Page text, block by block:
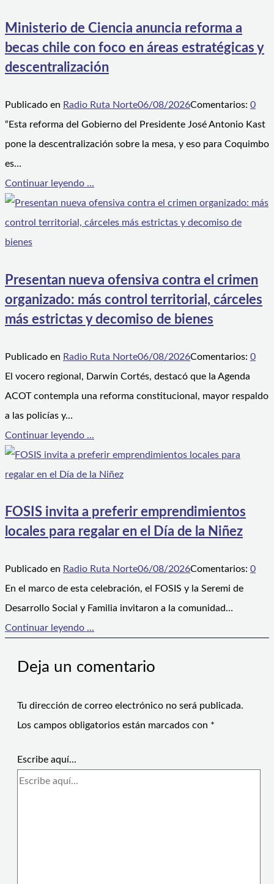
Ministerio de Ciencia anuncia reforma a
becas chile con foco en áreas estratégicas y
descentralización
Publicado en Radio Ruta Norte06/08/2026Comentarios: 0
“Esta reforma del Gobierno del Presidente José Antonio Kast
pone la descentralización sobre la mesa, y eso para Coquimbo
es…
Continuar leyendo ...
Presentan nueva ofensiva contra el crimen
organizado: más control territorial, cárceles
más estrictas y decomiso de bienes
Publicado en Radio Ruta Norte06/08/2026Comentarios: 0
El vocero regional, Darwin Cortés, destacó que la Agenda
ACOT contempla una reforma constitucional, mayor respaldo
a las policías y…
Continuar leyendo ...
FOSIS invita a preferir emprendimientos
locales para regalar en el Día de la Niñez
Publicado en Radio Ruta Norte06/08/2026Comentarios: 0
En el marco de esta celebración, el FOSIS y la Seremi de
Desarrollo Social y Familia invitaron a la comunidad…
Continuar leyendo ...
Deja un comentario
Tu dirección de correo electrónico no será publicada.
Los campos obligatorios están marcados con *
Escribe aquí...